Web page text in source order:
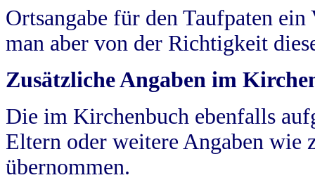
Ortsangabe für den Taufpaten
man aber von der Richtigkeit
Zusätzliche Angaben im
Die im Kirchenbuch ebenfalls
Eltern oder weitere Angaben wie
übernommen.